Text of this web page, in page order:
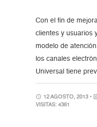
Con el fin de
clientes y usuarios
modelo de
los canales
Universal tiene
12 AGOSTO, 2013 •
VISITAS: 4361